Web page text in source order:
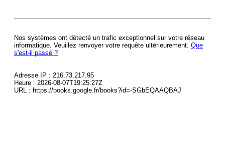
Nos systèmes ont détecté un trafic exceptionnel sur votre réseau
informatique. Veuillez renvoyer votre requête ultérieurement. Que
s'est-il passé ?
Adresse IP : 216.73.217.95
Heure : 2026-08-07T19:25:27Z
URL : https://books.google.fr/books?id=-SGbEQAAQBAJ